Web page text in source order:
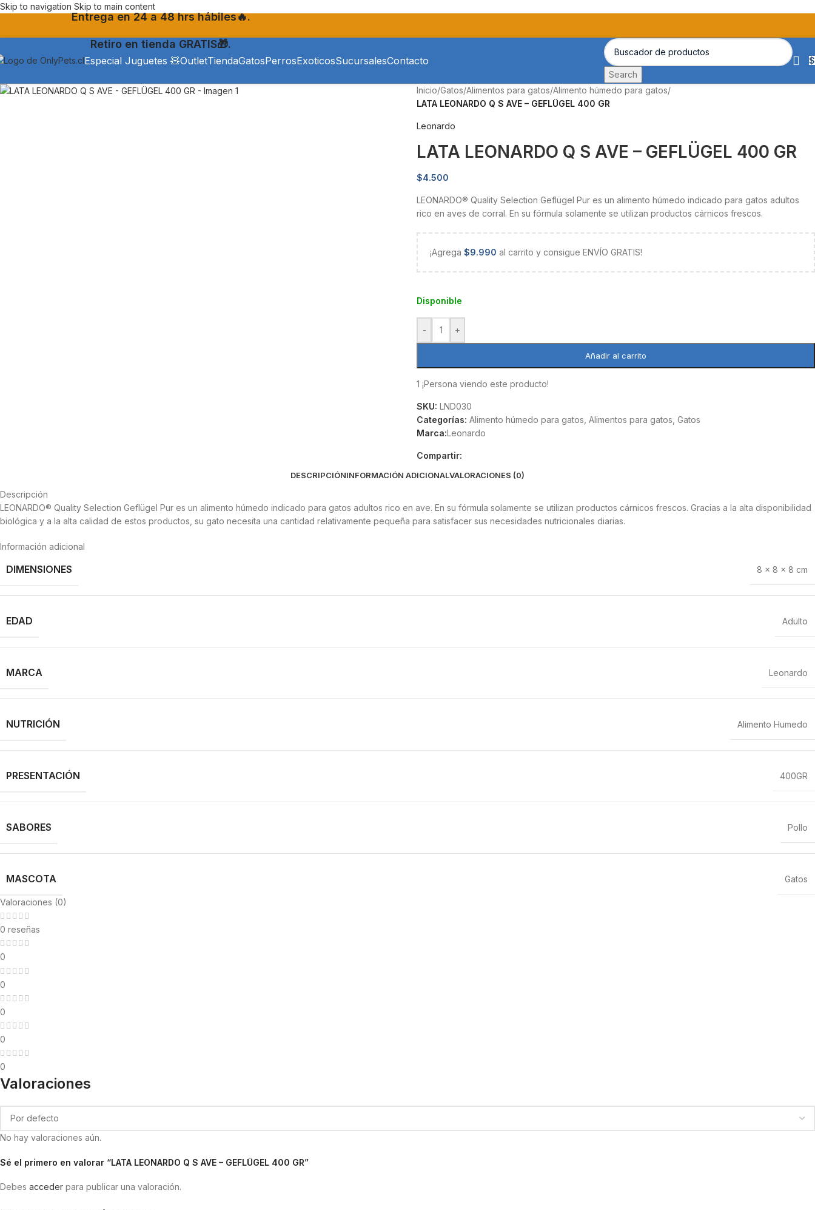
Skip to navigation Skip to main content
Entrega en 24 a 48 hrs hábiles🔥.
Retiro en tienda GRATIS🎁.
Especial Juguetes 🧸OutletTiendaGatosPerrosExoticosSucursalesContacto
Search
$
Inicio/Gatos/Alimentos para gatos/Alimento húmedo para gatos/
LATA LEONARDO Q S AVE – GEFLÜGEL 400 GR
Leonardo
LATA LEONARDO Q S AVE – GEFLÜGEL 400 GR
$4.500
LEONARDO® Quality Selection Geflügel Pur es un alimento húmedo indicado para gatos adultos
rico en aves de corral. En su fórmula solamente se utilizan productos cárnicos frescos.
¡Agrega $9.990 al carrito y consigue ENVÍO GRATIS!
Disponible
- +
Añadir al carrito
1 ¡Persona viendo este producto!
SKU: LND030
Categorías: Alimento húmedo para gatos Alimentos para gatos Gatos
Marca:Leonardo
Compartir:
DESCRIPCIÓNINFORMACIÓN ADICIONALVALORACIONES (0)
Descripción
LEONARDO® Quality Selection Geflügel Pur es un alimento húmedo indicado para gatos adultos rico en ave. En su fórmula solamente se utilizan productos cárnicos frescos. Gracias a la alta disponibilidad
biológica y a la alta calidad de estos productos, su gato necesita una cantidad relativamente pequeña para satisfacer sus necesidades nutricionales diarias.
Información adicional
DIMENSIONES 8 × 8 × 8 cm
EDAD Adulto
MARCA Leonardo
NUTRICIÓN Alimento Humedo
PRESENTACIÓN 400GR
SABORES Pollo
MASCOTA Gatos
Valoraciones (0)
0 reseñas
0
0
0
0
0
Valoraciones
No hay valoraciones aún.
Sé el primero en valorar “LATA LEONARDO Q S AVE – GEFLÜGEL 400 GR”
Debes acceder para publicar una valoración.